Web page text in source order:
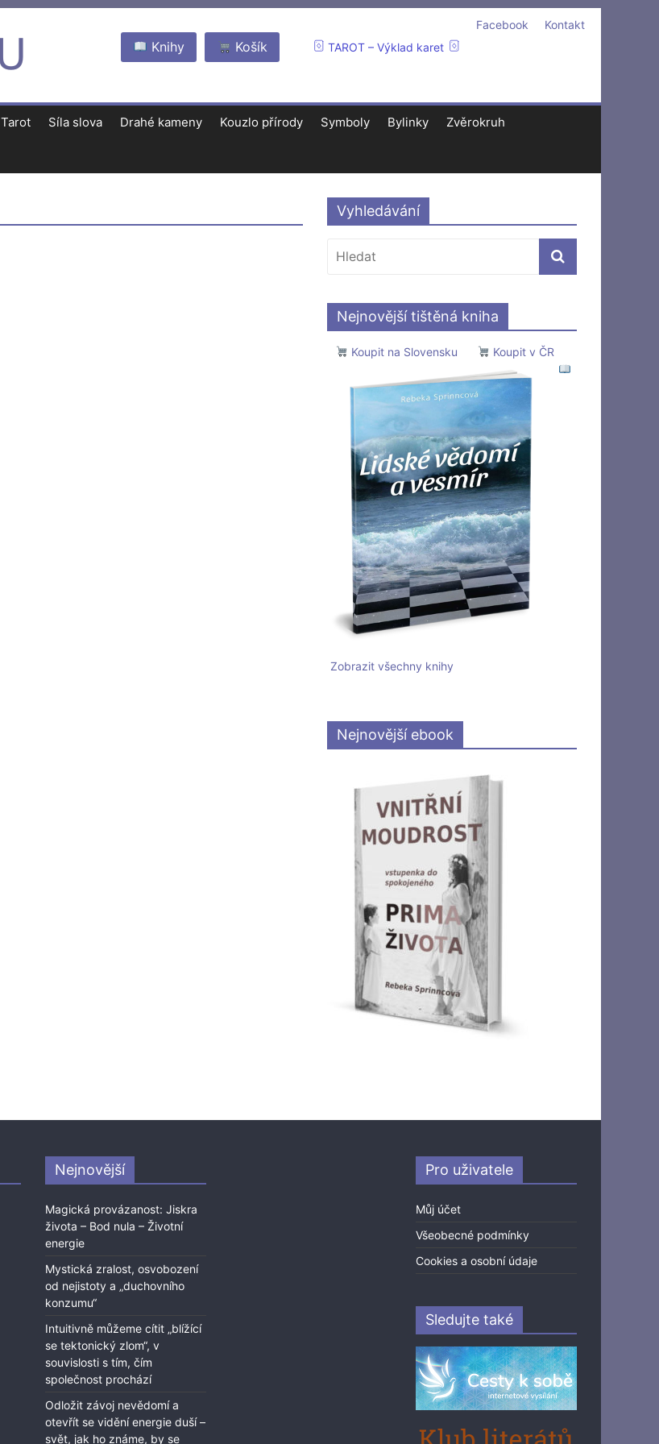
Kontakt
Facebook
TAROT – Výklad karet
Košík
Knihy
Tarot Síla slova Drahé kameny Kouzlo přírody Symboly Bylinky Zvěrokruh
Vyhledávání
Nejnovější tištěná kniha
Koupit na Slovensku Koupit v ČR
Zobrazit všechny knihy
Nejnovější ebook
Nejnovější
Magická provázanost: Jiskra
života – Bod nula – Životní
energie
Mystická zralost, osvobození
od nejistoty a „duchovního
konzumu“
Intuitivně můžeme cítit „blížící
se tektonický zlom“, v
souvislosti s tím, čím
společnost prochází
Odložit závoj nevědomí a
otevřít se vidění energie duší –
svět, jak ho známe, by se
Pro uživatele
Můj účet
Všeobecné podmínky
Cookies a osobní údaje
Sledujte také